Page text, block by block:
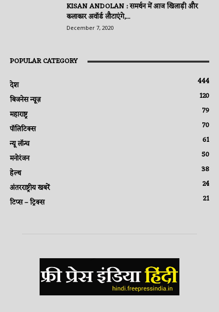
KISAN ANDOLAN : समर्थन में आज खिलाड़ी और
कलाकार अवॉर्ड लौटाएंगे,...
December 7, 2020
POPULAR CATEGORY
देश
444
बिजनेस न्यूज़
120
महाराष्ट्र
79
पॉलिटिक्स
70
न्यू लॉन्च
61
मनोरंजन
50
हेल्थ
38
अंतरराष्ट्रीय खबरें
24
टिप्स – ट्रिक्स
21